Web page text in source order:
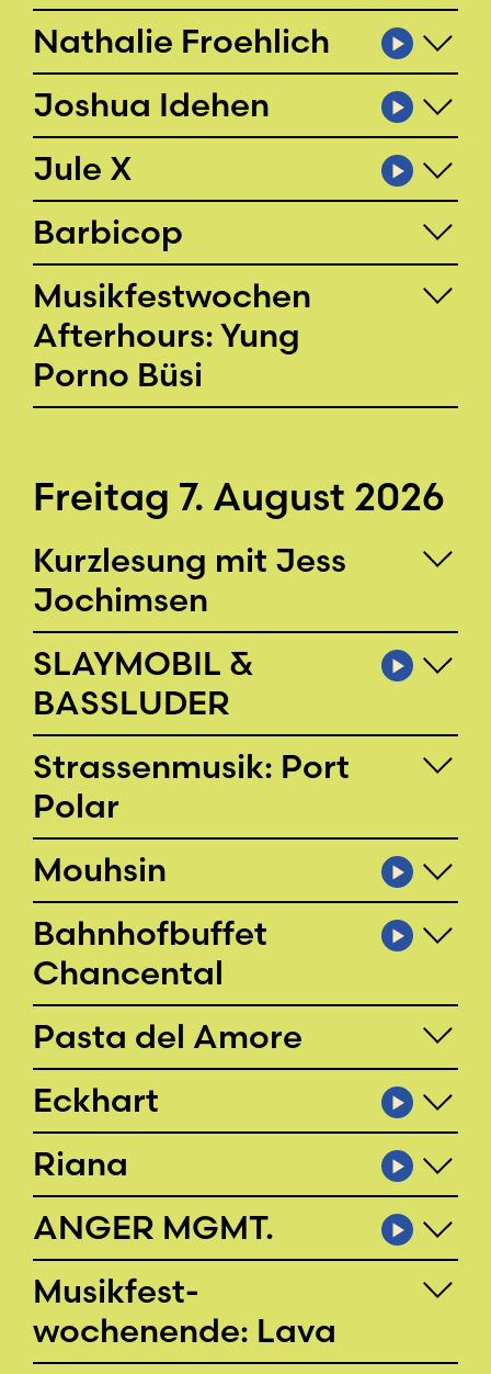
Nathalie Froehlich
Joshua Idehen
Jule X
Barbicop
Musikfestwochen
Afterhours: Yung
Porno Büsi
Freitag 7. August 2026
Kurzlesung mit Jess
Jochimsen
SLAYMOBIL &
BASSLUDER
Strassenmusik: Port
Polar
Mouhsin
Bahnhofbuffet
Chancental
Pasta del Amore
Eckhart
Riana
ANGER MGMT.
Musikfest­
wochenende: Lava